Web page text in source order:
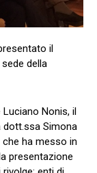
il
della
Nonis, il
Simona
che ha messo in
presentazione